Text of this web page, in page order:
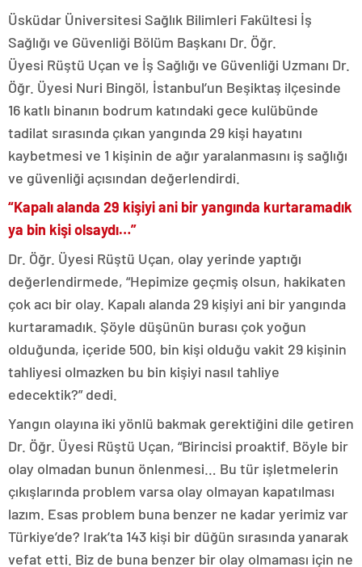
Üsküdar Üniversitesi Sağlık Bilimleri Fakültesi İş
Sağlığı ve Güvenliği Bölüm Başkanı Dr. Öğr.
Üyesi Rüştü Uçan ve İş Sağlığı ve Güvenliği Uzmanı Dr.
Öğr. Üyesi Nuri Bingöl, İstanbul’un Beşiktaş ilçesinde
16 katlı binanın bodrum katındaki gece kulübünde
tadilat sırasında çıkan yangında 29 kişi hayatını
kaybetmesi ve 1 kişinin de ağır yaralanmasını iş sağlığı
ve güvenliği açısından değerlendirdi.
“Kapalı alanda 29 kişiyi ani bir yangında kurtaramadık
ya bin kişi olsaydı…”
Dr. Öğr. Üyesi Rüştü Uçan, olay yerinde yaptığı
değerlendirmede, “Hepimize geçmiş olsun, hakikaten
çok acı bir olay. Kapalı alanda 29 kişiyi ani bir yangında
kurtaramadık. Şöyle düşünün burası çok yoğun
olduğunda, içeride 500, bin kişi olduğu vakit 29 kişinin
tahliyesi olmazken bu bin kişiyi nasıl tahliye
edecektik?” dedi.
Yangın olayına iki yönlü bakmak gerektiğini dile getiren
Dr. Öğr. Üyesi Rüştü Uçan, “Birincisi proaktif. Böyle bir
olay olmadan bunun önlenmesi… Bu tür işletmelerin
çıkışlarında problem varsa olay olmayan kapatılması
lazım. Esas problem buna benzer ne kadar yerimiz var
Türkiye’de? Irak’ta 143 kişi bir düğün sırasında yanarak
vefat etti. Biz de buna benzer bir olay olmaması için ne